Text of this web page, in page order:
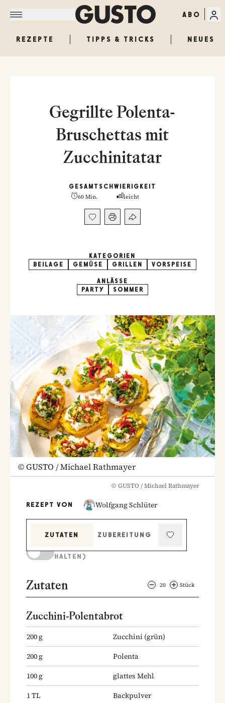
ABO
REZEPTE TIPPS & TRICKS NEUES
Gegrillte Polenta-
Bruschettas mit
Zucchinitatar
GESAMT
60 Min.
SCHWIERIGKEIT
leicht
KATEGORIEN
BEILAGE
GEMÜSE GRILLEN VORSPEISE
ANLÄSSE
PARTY
SOMMER
©GUSTO / Michael Rathmayer
© GUSTO / Michael Rathmayer
REZEPT VON Wolfgang Schlüter
ZUTATEN
ZUBEREITUNG
HALTEN)
Zutaten 20 Stück
Zucchini-Polentabrot
200g Zucchini (grün)
200g
Polenta
100g
glattes Mehl
1TL
Backpulver